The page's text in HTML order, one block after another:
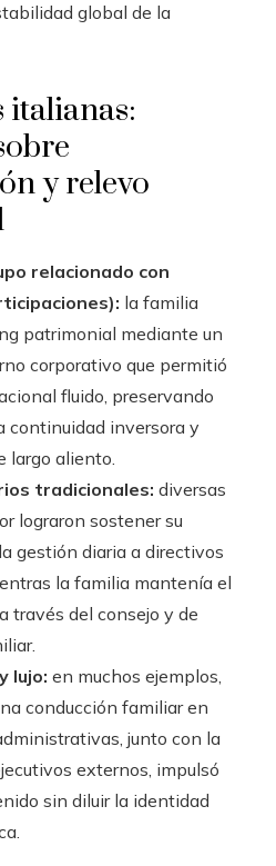
global de la
italianas:
y relevo
relacionado con
la familia
patrimonial mediante un
corporativo que permitió
fluido, preservando
continuidad inversora y
largo aliento.
tradicionales: diversas
lograron sostener su
gestión diaria a directivos
la familia mantenía el
través del consejo y de
lujo: en muchos ejemplos,
conducción familiar en
junto con la
externos, impulsó
sin diluir la identidad